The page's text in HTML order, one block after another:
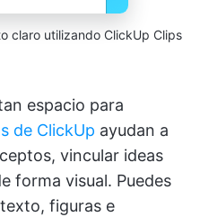
claro utilizando ClickUp Clips
espacio para
de ClickUp ayudan a
vincular ideas
forma visual. Puedes
figuras e